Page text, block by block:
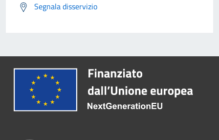
Segnala disservizio